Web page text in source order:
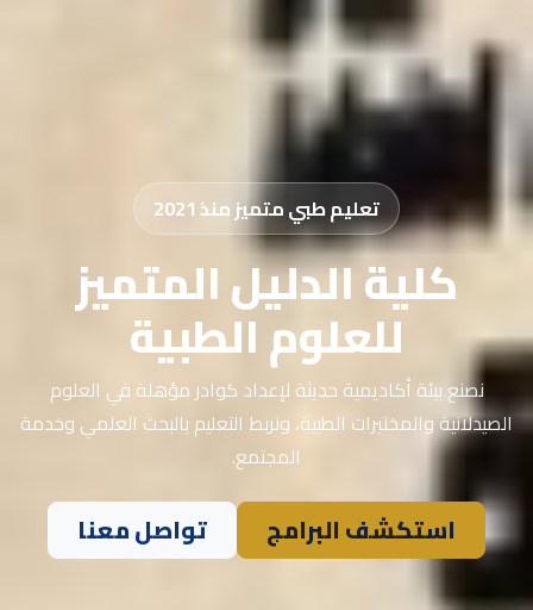
تعليم طبي متميز منذ 2021
كلية الدليل المتميز
للعلوم الطبية
نصنع بيئة أكاديمية حديثة لإعداد كوادر مؤهلة في العلوم
الصيدلانية والمختبرات الطبية، ونربط التعليم بالبحث العلمي وخدمة
المجتمع.
استكشف البرامج تواصل معنا